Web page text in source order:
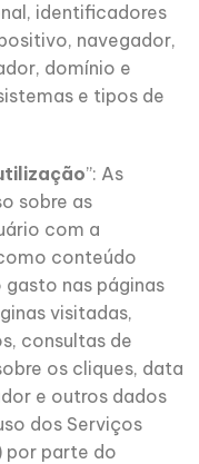
identificadores
navegador,
domínio e
e tipos de
”: As
sobre as
com a
conteúdo
nas páginas
visitadas,
consultas de
os cliques, data
e outros dados
dos Serviços
por parte do